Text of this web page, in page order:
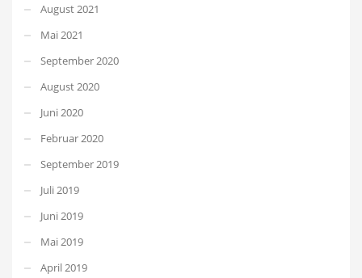
August 2021
Mai 2021
September 2020
August 2020
Juni 2020
Februar 2020
September 2019
Juli 2019
Juni 2019
Mai 2019
April 2019